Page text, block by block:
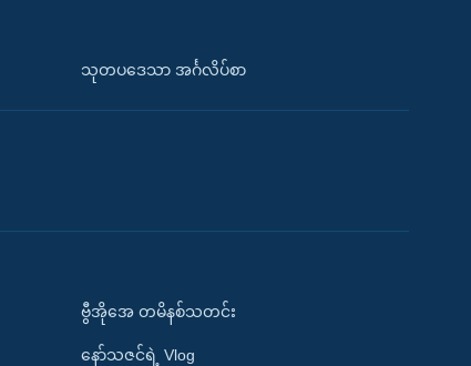
သုတပဒေသာ အင်္ဂလိပ်စာ
ဗွီအိုအေ တမိနစ်သတင်း
နော်သဇင်ရဲ့ Vlog